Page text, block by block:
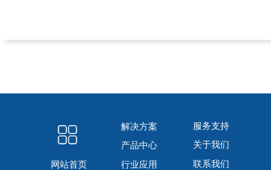
网站首页
解决方案
产品中心
行业应用
服务支持
关于我们
联系我们